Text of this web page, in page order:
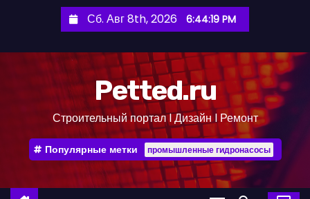
Сб. Авг 8th, 2026 6:44:20 PM
Petted.ru
Строительный портал l Дизайн l Ремонт
Популярные метки промышленные гидронасосы